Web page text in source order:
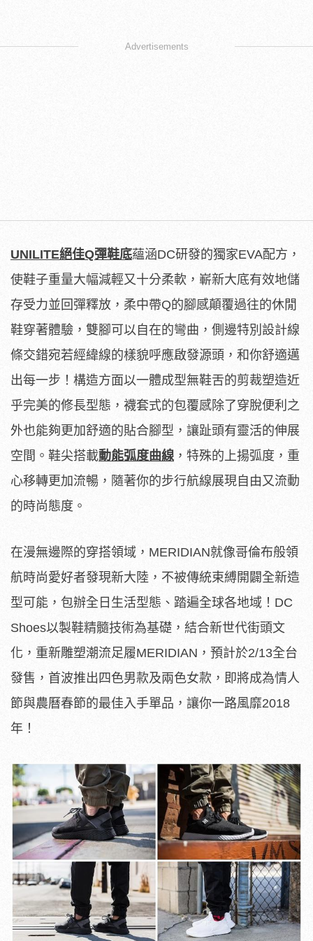
Advertisements
UNILITE絕佳Q彈鞋底蘊涵DC研發的獨家EVA配方，
使鞋子重量大幅減輕又十分柔軟，嶄新大底有效地儲
存受力並回彈釋放，柔中帶Q的腳感顛覆過往的休閒
鞋穿著體驗，雙腳可以自在的彎曲，側邊特別設計線
條交錯宛若經緯線的樣貌呼應啟發源頭，和你舒適邁
出每一步！構造方面以一體成型無鞋舌的剪裁塑造近
乎完美的修長型態，襪套式的包覆感除了穿脫便利之
外也能夠更加舒適的貼合腳型，讓趾頭有靈活的伸展
空間。鞋尖搭載動能弧度曲線 ，特殊的上揚弧度，重
心移轉更加流暢，隨著你的步行航線展現自由又流動
的時尚態度。
在漫無邊際的穿搭領域，MERIDIAN就像哥倫布般領
航時尚愛好者發現新大陸，不被傳統束縛開闢全新造
型可能，包辦全日生活型態、踏遍全球各地域！DC
Shoes以製鞋精髓技術為基礎，結合新世代街頭文
化，重新雕塑潮流足履MERIDIAN，預計於2/13全台
發售，首波推出四色男款及兩色女款，即將成為情人
節與農曆春節的最佳入手單品，讓你一路風靡2018
年！